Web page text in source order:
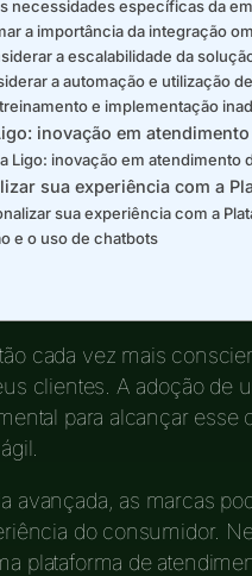
necessidades específicas da
a importância da integração
a escalabilidade da
a automação e utilização
e implementação
inovação em
Ligo: inovação em atendimento
sua experiência com a
sua experiência com a
e o uso de chatbots
cada vez mais
clientes. A adoção de
para alcançar
avançada, as marcas
do consumidor.
plataforma de